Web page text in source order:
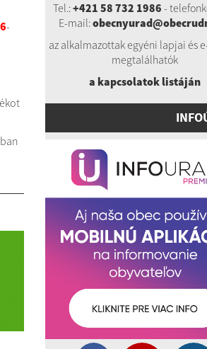
-
Tel.:+421 58 732 1986 -
E-mail:
az alkalmazottak egyéni lapjai és
megtalálhatók
a kapcsolatok listáján